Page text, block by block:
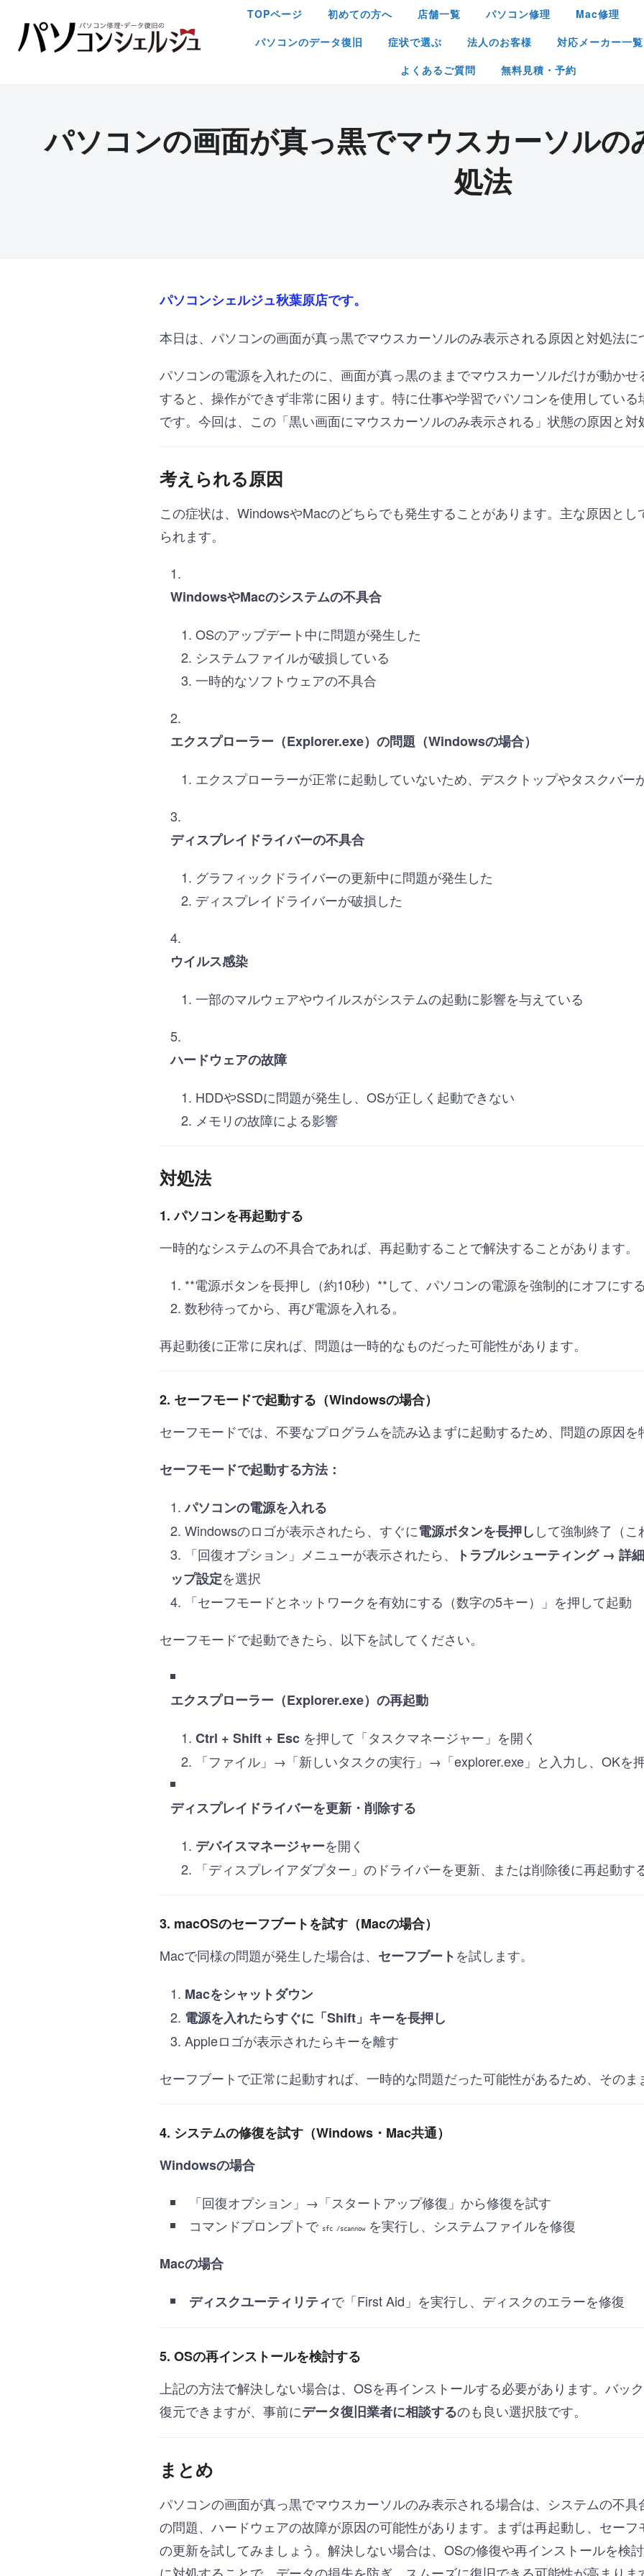
TOPページ 初めての方へ 店舗一覧 パソコン修理
Mac修理
パソコンのデータ復旧
症状で選ぶ 法人のお客様
対応メーカー一覧
よくあるご質問
無料見積・予約
パソコンの画面が真っ黒でマウスカーソルの
処法
パソコンシェルジュ秋葉原店です。
本日は、パソコンの画面が真っ黒でマウスカーソルのみ表示される原因と対処法
パソコンの電源を入れたのに、画面が真っ黒のままでマウスカーソルだけが動か
すると、操作ができず非常に困ります。特に仕事や学習でパソコンを使用してい
です。今回は、この「黒い画面にマウスカーソルのみ表示される」状態の原因と
考えられる原因
この症状は、WindowsやMacのどちらでも発生することがあります。主な原因と
られます。
WindowsやMacのシステムの不具合
OSのアップデート中に問題が発生した
システムファイルが破損している
一時的なソフトウェアの不具合
エクスプローラー（Explorer.exe）の問題（Windowsの場合）
エクスプローラーが正常に起動していないため、デスクトップやタスクバー
ディスプレイドライバーの不具合
グラフィックドライバーの更新中に問題が発生した
ディスプレイドライバーが破損した
ウイルス感染
一部のマルウェアやウイルスがシステムの起動に影響を与えている
ハードウェアの故障
HDDやSSDに問題が発生し、OSが正しく起動できない
メモリの故障による影響
対処法
1. パソコンを再起動する
一時的なシステムの不具合であれば、再起動することで解決することがあります。
**電源ボタンを長押し（約10秒）**して、パソコンの電源を強制的にオフにす
数秒待ってから、再び電源を入れる。
再起動後に正常に戻れば、問題は一時的なものだった可能性があります。
2. セーフモードで起動する（Windowsの場合）
セーフモードでは、不要なプログラムを読み込まずに起動するため、問題の原因
セーフモードで起動する方法：
パソコンの電源を入れる
Windowsのロゴが表示されたら、すぐに電源ボタンを長押し して強制終了（
「回復オプション」メニューが表示されたら、
トラブルシューティング → 詳
ップ設定を選択
「セーフモードとネットワークを有効にする（数字の5キー）」を押して起動
セーフモードで起動できたら、以下を試してください。
エクスプローラー（Explorer.exe）の再起動
Ctrl + Shift + Esc を押して「タスクマネージャー」を開く
「ファイル」→「新しいタスクの実行」→「explorer.exe」と入力し、OKを
ディスプレイドライバーを更新・削除する
デバイスマネージャーを開く
「ディスプレイアダプター」のドライバーを更新、または削除後に再起動す
3. macOSのセーフブートを試す（Macの場合）
Macで同様の問題が発生した場合は、 セーフブートを試します。
Macをシャットダウン
電源を入れたらすぐに「Shift」キーを長押し
Appleロゴが表示されたらキーを離す
セーフブートで正常に起動すれば、一時的な問題だった可能性があるため、その
4. システムの修復を試す（Windows・Mac共通）
Windowsの場合
「回復オプション」→「スタートアップ修復」から修復を試す
コマンドプロンプトで sfc /scannowを実行し、システムファイルを修復
Macの場合
ディスクユーティリティで「First Aid」を実行し、ディスクのエラーを修復
5. OSの再インストールを検討する
上記の方法で解決しない場合は、OSを再インストールする必要があります。バッ
復元できますが、事前にデータ復旧業者に相談するのも良い選択肢です。
まとめ
パソコンの画面が真っ黒でマウスカーソルのみ表示される場合は、システムの不
の問題、ハードウェアの故障が原因の可能性があります。まずは再起動し、セー
の更新を試してみましょう。解決しない場合は、OSの修復や再インストールを検